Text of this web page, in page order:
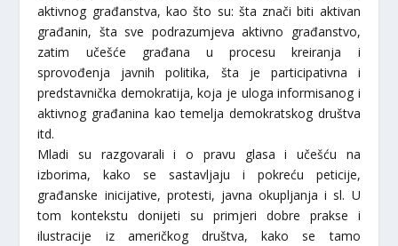
aktivnog građanstva, kao što su: šta znači biti aktivan
građanin, šta sve podrazumjeva aktivno građanstvo,
zatim učešće građana u procesu kreiranja i
sprovođenja javnih politika, šta je participativna i
predstavnička demokratija, koja je uloga informisanog i
aktivnog građanina kao temelja demokratskog društva
itd.
Mladi su razgovarali i o pravu glasa i učešću na
izborima, kako se sastavljaju i pokreću peticije,
građanske inicijative, protesti, javna okupljanja i sl. U
tom kontekstu donijeti su primjeri dobre prakse i
ilustracije iz američkog društva, kako se tamo